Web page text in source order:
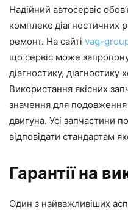
Надійний автосервіс
комплекс діагностичних
ремонт. На сайті vag-
що сервіс може
діагностику,
Використання якісних
значення для
двигуна. Усі запчастини
відповідати стандартам
Гарантії на
Один з найважливіших